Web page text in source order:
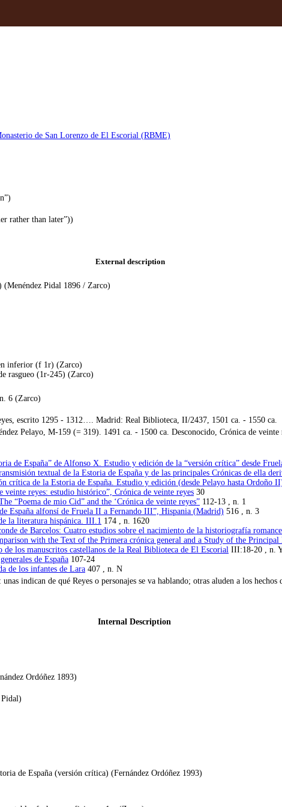
de San Lorenzo de El Escorial (RBME)
rather than later”))
External description
Pidal 1896 / Zarco)
inferior (f 1r) (Zarco)
rasgueo (1r-245) (Zarco)
n. 6 (Zarco)
escrito 1295 - 1312…. Madrid: Real Biblioteca, II/2437, 1501 ca. - 1550 ca.
Pelayo, M-159 (= 319). 1491 ca. - 1500 ca. Desconocido, Crónica de veinte
de España” de Alfonso X. Estudio y edición de la “versión crítica” desde
textual de la Estoria de España y de las principales Crónicas de ella
crítica de la Estoria de España. Estudio y edición (desde Pelayo hasta Ordoño
reyes: estudio histórico”, Crónica de veinte reyes 30
“Poema de mio Cid” and the ‘Crónica de veinte reyes” 112-13 , n. 1
España alfonsí de Fruela II a Fernando III”, Hispania (Madrid) 516 , n. 3
la literatura hispánica. III.1 174 , n. 1620
de Barcelos: Cuatro estudios sobre el nacimiento de la historiografía
with the Text of the Primera crónica general and a Study of the Principal
de los manuscritos castellanos de la Real Biblioteca de El Escorial III:18-20 , n.
de España 107-24
de los infantes de Lara 407 , n. N
indican de qué Reyes o personajes se va hablando; otras aluden a los
Internal Description
Ordóñez 1893)
de España (versión crítica) (Fernández Ordóñez 1993)